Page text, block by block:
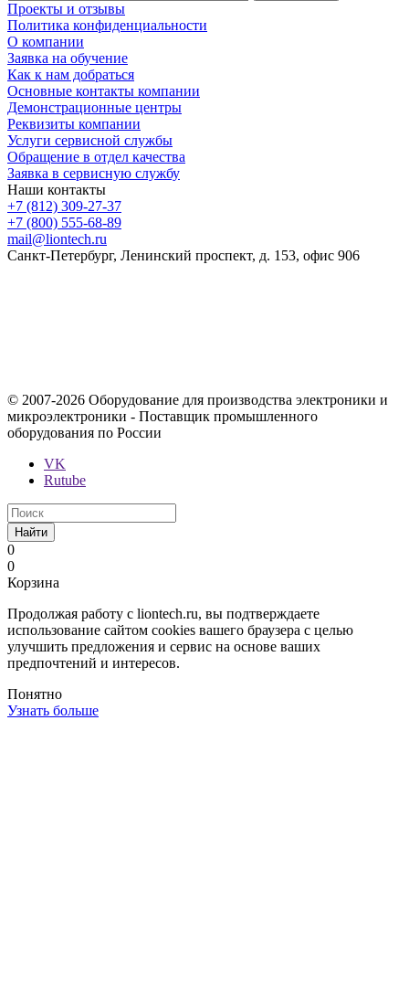
Проекты и отзывы
Политика конфиденциальности
О компании
Заявка на обучение
Как к нам добраться
Основные контакты компании
Демонстрационные центры
Реквизиты компании
Услуги сервисной службы
Обращение в отдел качества
Заявка в сервисную службу
Наши контакты
+7 (812) 309-27-37
+7 (800) 555-68-89
mail@liontech.ru
Санкт-Петербург, Ленинский проспект, д. 153, офис 906
© 2007-2026 Оборудование для производства электроники и
микроэлектроники - Поставщик промышленного
оборудования по России
VK
Rutube
Найти
0
0
Корзина
Продолжая работу с liontech.ru, вы подтверждаете
использование сайтом cookies вашего браузера с целью
улучшить предложения и сервис на основе ваших
предпочтений и интересов.
Понятно
Узнать больше